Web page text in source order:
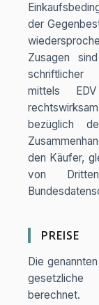
der
Zusagen
schriftlicher
mittels
bezüglich
den Käufer,
von
PREISE
Die
gesetzliche
berechnet.